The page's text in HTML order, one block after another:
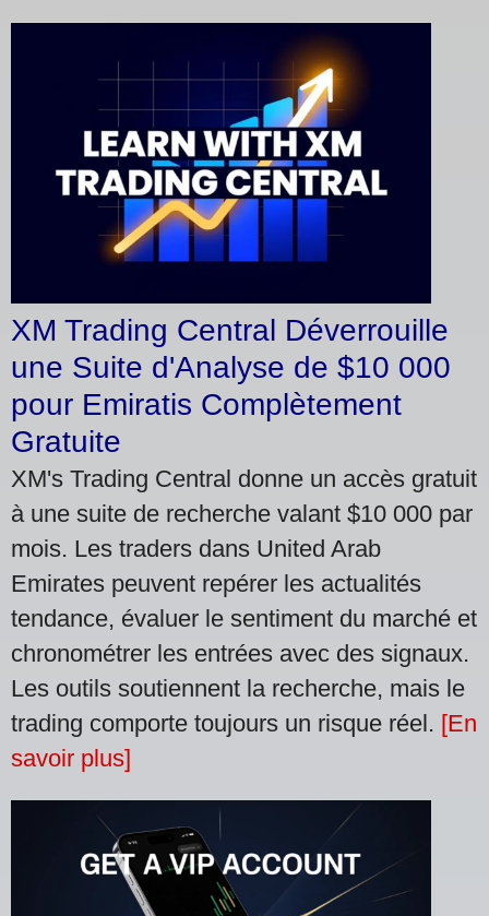
XM Trading Central Déverrouille
une Suite d'Analyse de $10 000
pour Emiratis Complètement
Gratuite
XM's Trading Central donne un accès gratuit
à une suite de recherche valant $10 000 par
mois. Les traders dans United Arab
Emirates peuvent repérer les actualités
tendance, évaluer le sentiment du marché et
chronométrer les entrées avec des signaux.
Les outils soutiennent la recherche, mais le
trading comporte toujours un risque réel. [En
savoir plus]